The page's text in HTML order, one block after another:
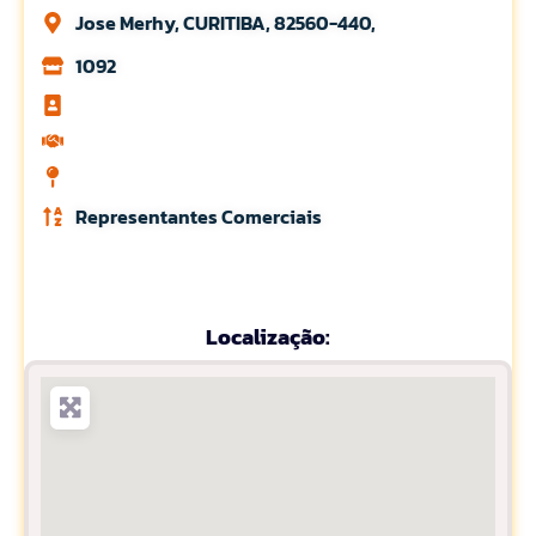
Jose Merhy, CURITIBA, 82560-440,
1092
Representantes Comerciais
Localização: